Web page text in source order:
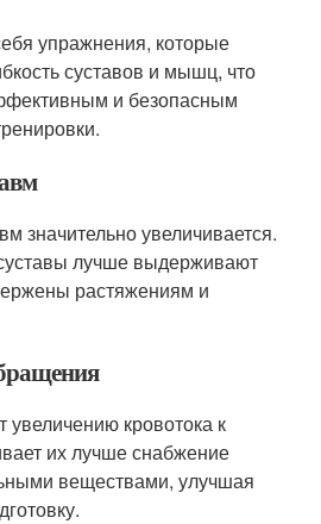
упражнения, которые
суставов и мышц, что
и безопасным
значительно увеличивается.
лучше выдерживают
растяжениям и
увеличению кровотока к
их лучше снабжение
веществами, улучшая